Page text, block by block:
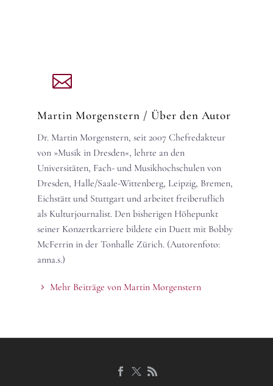
Martin Morgenstern / Über den Autor
Dr. Martin Morgenstern, seit 2007 Chefredakteur
von »Musik in Dresden«, lehrte an den
Universitäten, Fach- und Musikhochschulen von
Dresden, Halle/Saale-Wittenberg, Leipzig, Bremen,
Eichstätt und Stuttgart und arbeitet freiberuflich
als Kulturjournalist. Den bisherigen Höhepunkt
seiner Konzertkarriere bildete ein Duett mit Bobby
McFerrin in der Tonhalle Zürich. (Autorenfoto:
anna.s.)
Mehr Beiträge von Martin Morgenstern